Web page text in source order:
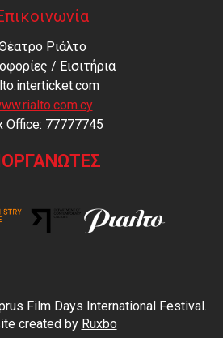
Ριάλτο
/ Εισιτήρια
Office: 77777745
Film Days International Festival.
created by Ruxbo